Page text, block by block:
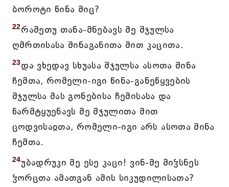
ბოროტი წინა მიც?
22რამეთუ თანა-მნებავს მე შჯულსა
ღმრთისასა შინაგანითა მით კაცითა.
23და ვხედავ სხუასა შჯულსა ასოთა შინა
ჩემთა, რომელი-იგი წინა-განეწყვების
შჯულსა მას გონებისა ჩემისასა და
წარმტყუენავს მე შჯულითა მით
ცოდვისაჲთა, რომელი-იგი არს ასოთა შინა
ჩემთა.
24უბადრუკი მე ესე კაცი! ვინ-მე მიჴსნეს
ჴორცთა ამათგან ამის სიკუდილისათა?